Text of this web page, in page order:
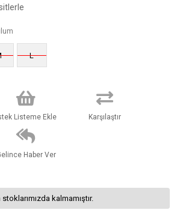
L
Listeme Ekle Karşılaştır
Haber Ver
stoklarımızda kalmamıştır.